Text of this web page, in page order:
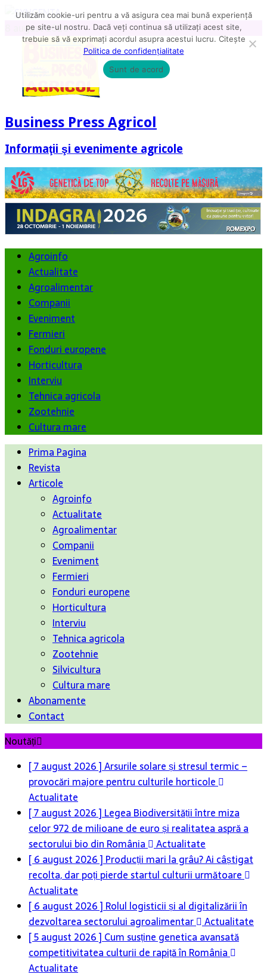
8 august 2026
Business Press Agricol
Informaţii şi evenimente agricole
Agroinfo
Actualitate
Agroalimentar
Companii
Eveniment
Fermieri
Fonduri europene
Horticultura
Interviu
Tehnica agricola
Zootehnie
Cultura mare
Prima Pagina
Revista
Articole
Agroinfo
Actualitate
Agroalimentar
Companii
Eveniment
Fermieri
Fonduri europene
Horticultura
Interviu
Tehnica agricola
Zootehnie
Silvicultura
Cultura mare
Abonamente
Contact
Noutăți
[ 7 august 2026 ]Arsurile solare și stresul termic –
provocări majore pentru culturile horticole
Actualitate
[ 7 august 2026 ]Legea Biodiversității între miza
celor 972 de milioane de euro și realitatea aspră a
sectorului bio din România Actualitate
[ 6 august 2026 ]Producții mari la grâu? Ai câștigat
recolta, dar poți pierde startul culturii următoare
Actualitate
[ 6 august 2026 ]Rolul logisticii și al digitalizării în
dezvoltarea sectorului agroalimentar Actualitate
[ 5 august 2026 ]Cum susține genetica avansată
competitivitatea culturii de rapiță în România
Actualitate
Utilizăm cookie-uri pentru a vă asigura cea mai bună experiență
pe site-ul nostru. Dacă veți continua să utilizați acest site,
trebuie să vă exprimați acordul asupra acestui lucru. Citește
Politica de confidențialitate
Sunt de acord